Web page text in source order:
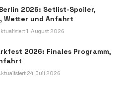
2026: Setlist-Spoiler,
Wetter und Anfahrt
1. August 2026
2026: Finales Programm,
24. Juli 2026